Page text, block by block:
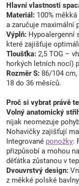
Hlavní vlastnosti
Materiál: 100%
a zaručuje maximální
Výplň: Hypoalergenní
které zajišťuje
Tloušťka: 2,5 TOG –
horkých letních nocí)
Rozměr S: 86/104
18 do 36 měsíců.
Proč si vybrat právě
Volný anatomický
nijak neomezuje
Nohavičky zajišťují
Integrované ponožky:
přizpůsobí a mohou
děťátka zůstanou v
Dvouvrstvý design:
z měkké polské